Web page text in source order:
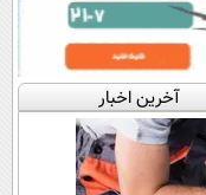
آخرین اخبار